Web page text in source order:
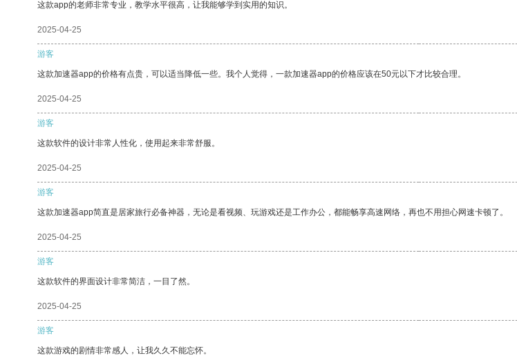
这款app的老师非常专业，教学水平很高，让我能够学到实用的知识。
2025-04-25
游客
这款加速器app的价格有点贵，可以适当降低一些。我个人觉得，一款加速器app的价格应该在50元以下才比较合理。
2025-04-25
游客
这款软件的设计非常人性化，使用起来非常舒服。
2025-04-25
游客
这款加速器app简直是居家旅行必备神器，无论是看视频、玩游戏还是工作办公，都能畅享高速网络，再也不用担心网速卡顿了。
2025-04-25
游客
这款软件的界面设计非常简洁，一目了然。
2025-04-25
游客
这款游戏的剧情非常感人，让我久久不能忘怀。